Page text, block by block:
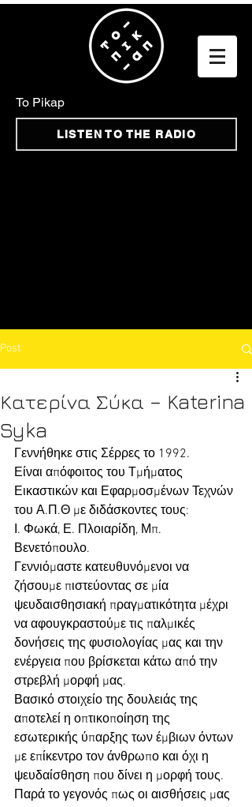
To Pikap
LISTEN TO THE RADIO
Post
Κατερίνα Σύκα – Katerina
Syka
Γεννήθηκε στις Σέρρες το 1992.
Είναι απόφοιτος του Τμήματος
Εικαστικών και Εφαρμοσμένων Τεχνών
του Α.Π.Θ με διδάσκοντες τους:
Ι. Φωκά, Ε. Πλοιαρίδη, Μπ.
Βενετόπουλο.
Γεννιόμαστε κατευθυνόμενοι να
ζήσουμε πιστεύοντας σε μία
ψευδαισθησιακή πραγματικότητα μέχρι
να αφουγκραστούμε τις παλμικές
δονήσεις της φυσιολογίας μας και την
ενέργεια που βρίσκεται κάτω από την
στρεβλή μορφή μας.
Βασικό στοιχείο της δουλειάς της
αποτελεί η οπτικοποίηση της
εσωτερικής ύπαρξης των έμβιων όντων
με επίκεντρο τον άνθρωπο και όχι η
ψευδαίσθηση που δίνει η μορφή τους.
Παρά το γεγονός πως οι αισθήσεις μας